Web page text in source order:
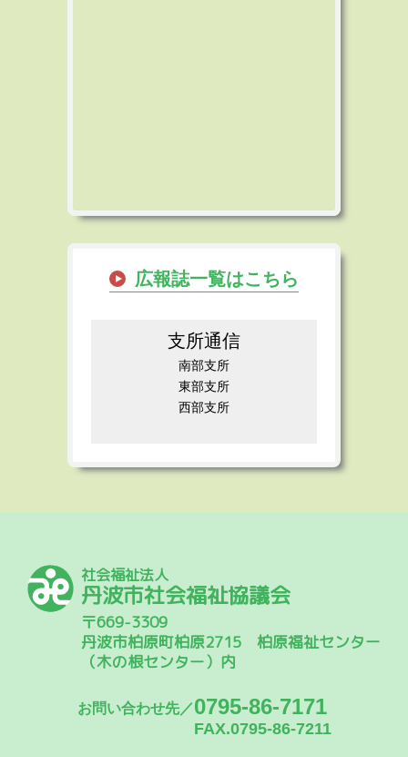
広報誌一覧はこちら
支所通信
南部支所
東部支所
西部支所
社会福祉法人
丹波市社会福祉協議会
〒669-3309
丹波市柏原町柏原2715 柏原福祉センター
（木の根センター）内
お問い合わせ先／0795-86-7171
FAX.0795-86-7211